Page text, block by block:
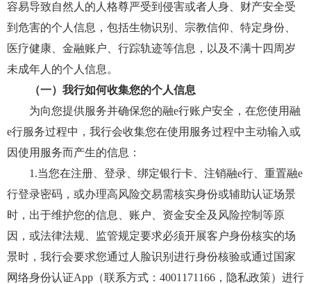
容易导致自然人的人格尊严受到侵害或者人身、财产安全受
到危害的个人信息，包括生物识别、宗教信仰、特定身份、
医疗健康、金融账户、行踪轨迹等信息，以及不满十四周岁
未成年人的个人信息。
（一）我行如何收集您的个人信息
为向您提供服务并确保您的融e行账户安全，在您使用融
e行服务过程中，我行会收集您在使用服务过程中主动输入或
因使用服务而产生的信息：
1.当您在注册、登录、绑定银行卡、注销融e行、重置融e
行登录密码，或办理高风险交易需核实身份或辅助认证场景
时，出于维护您的信息、账户、资金安全及风险控制等原
因，或法律法规、监管规定要求必须开展客户身份核实的场
景时，我行会要求您通过人脸识别进行身份核验或通过国家
网络身份认证App（联系方式：4001171166，隐私政策）进行